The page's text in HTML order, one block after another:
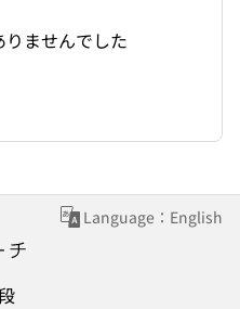
ませんでした
Language：English